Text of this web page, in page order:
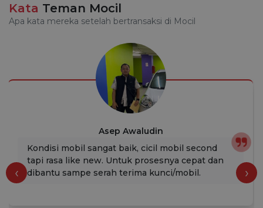
Kata Teman Mocil
Apa kata mereka setelah bertransaksi di Mocil
Asep Awaludin
Kondisi mobil sangat baik, cicil mobil second
tapi rasa like new. Untuk prosesnya cepat dan
dibantu sampe serah terima kunci/mobil.
‹ ›